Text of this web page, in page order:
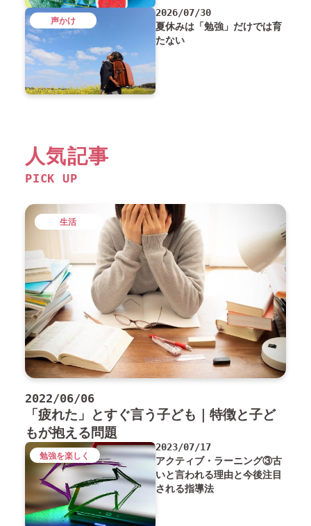
2026/07/30
夏休みは「勉強」だけでは育
たない
声かけ
人気記事
PICK UP
2022/06/06
「疲れた」とすぐ言う子ども｜特徴と子ど
もが抱える問題
生活
2023/07/17
アクティブ・ラーニング③古
いと言われる理由と今後注目
される指導法
勉強を楽しく